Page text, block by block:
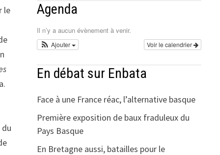
le
Agenda
Il n’y a aucun évènement à venir.
Voir le calendrier
Ajouter
En débat sur Enbata
Face à une France réac, l’alternative basque
Première exposition de baux fraduleux du
Pays Basque
En Bretagne aussi, batailles pour le